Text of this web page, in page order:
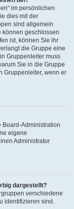
im persönlichen
dies mit der
sind allgemein
können geschlossen
ist, können Sie ihr
die Gruppe eine
Gruppenleiter muss
Sie in die Gruppe
Gruppenleiter, wenn er
Board-Administration
eigene
Administrator
dargestellt?
verschiedene
identifizieren sind.